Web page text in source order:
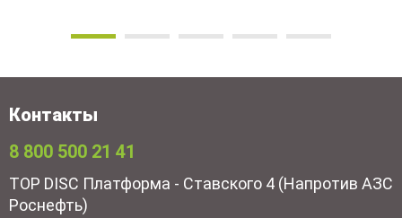
Контакты
8 800 500 21 41
TOP DISC Платформа - Ставского 4 (Напротив АЗС
Роснефть)